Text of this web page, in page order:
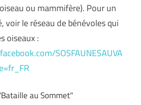
ou mammifère). Pour un
voir le réseau de bénévoles qui
oiseaux :
SOSFAUNESAUVA
au Sommet"